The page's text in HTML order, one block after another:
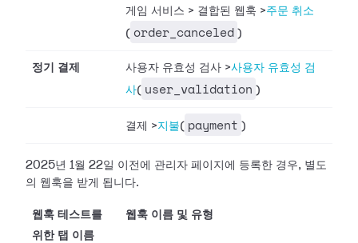
게임 서비스 > 결합된 웹훅 >주문 취소
( order_canceled )
정기 결제 사용자 유효성 검사 >사용자 유효성 검
사( user_validation )
결제 >지불( payment )
2025년 1월 22일 이전에 관리자 페이지에 등록한 경우, 별도
의 웹훅을 받게 됩니다.
웹훅 테스트를
위한 탭 이름
웹훅 이름 및 유형